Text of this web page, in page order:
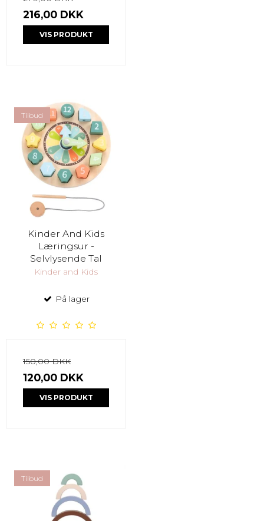
216,00 DKK
VIS PRODUKT
Tilbud
Kinder And Kids
Læringsur -
Selvlysende Tal
Kinder and Kids
På lager
150,00 DKK
120,00 DKK
VIS PRODUKT
Tilbud